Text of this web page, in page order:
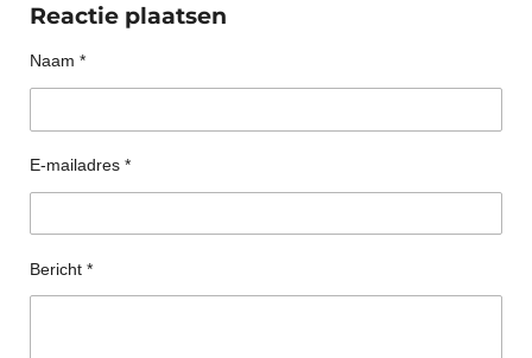
e
n
l
r
e
e
n
Reactie plaatsen
Naam *
E-mailadres *
Bericht *